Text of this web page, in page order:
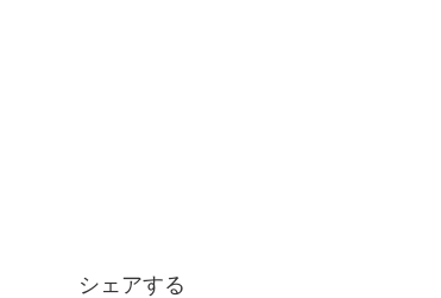
シェアする